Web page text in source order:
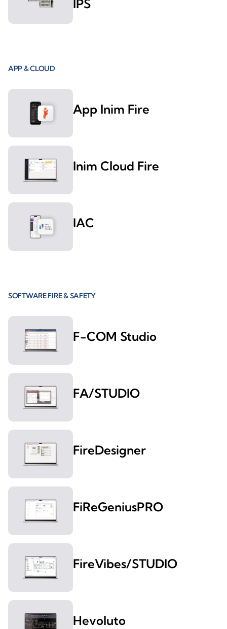
IPS
APP & CLOUD
App Inim Fire
Inim Cloud Fire
IAC
SOFTWARE FIRE & SAFETY
F-COM Studio
FA/STUDIO
FireDesigner
FiReGeniusPRO
FireVibes/STUDIO
Hevoluto